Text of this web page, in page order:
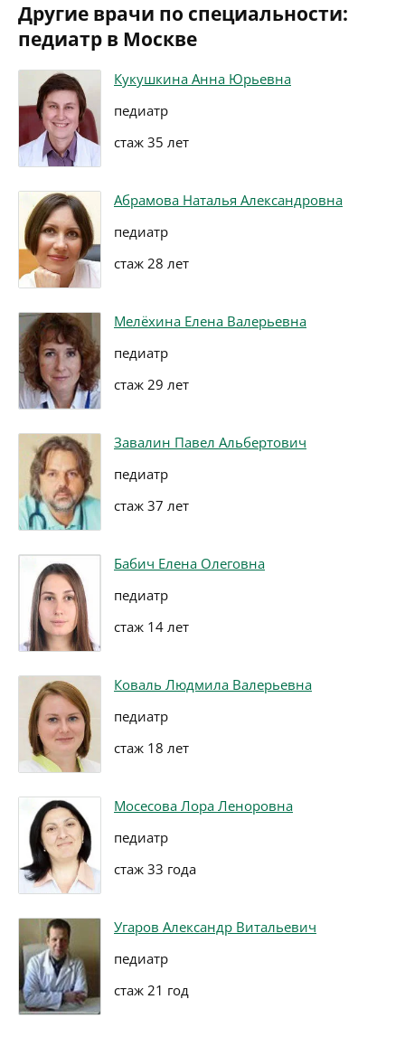
Другие врачи по специальности:
педиатр в Москве
Кукушкина Анна Юрьевна
педиатр
стаж 35 лет
Абрамова Наталья Александровна
педиатр
стаж 28 лет
Мелёхина Елена Валерьевна
педиатр
стаж 29 лет
Завалин Павел Альбертович
педиатр
стаж 37 лет
Бабич Елена Олеговна
педиатр
стаж 14 лет
Коваль Людмила Валерьевна
педиатр
стаж 18 лет
Мосесова Лора Леноровна
педиатр
стаж 33 года
Угаров Александр Витальевич
педиатр
стаж 21 год